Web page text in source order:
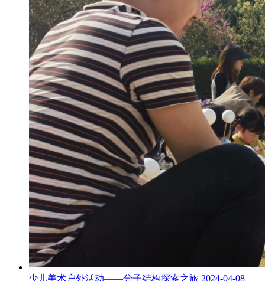
少儿美术户外活动——分子结构探索之旅 2024-04-08